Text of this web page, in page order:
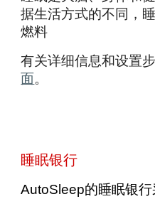
据生活方式的不同，
燃料
有关详细信息和设置
面。
睡眠银行
AutoSleep的睡眠银